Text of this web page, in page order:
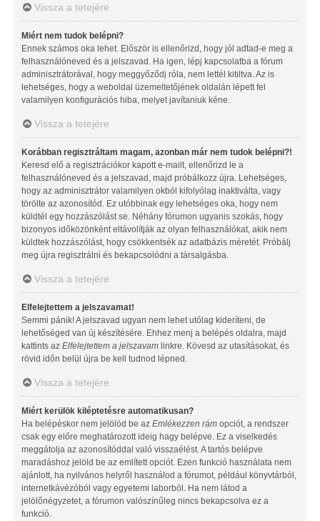
Vissza a tetejére
Miért nem tudok belépni?
Ennek számos oka lehet. Először is ellenőrizd, hogy jól adtad-e meg a
felhasználóneved és a jelszavad. Ha igen, lépj kapcsolatba a fórum
adminisztrátorával, hogy meggyőződj róla, nem lettél kitiltva. Az is
lehetséges, hogy a weboldal üzemeltetőjének oldalán lépett fel
valamilyen konfigurációs hiba, melyet javítaniuk kéne.
Vissza a tetejére
Korábban regisztráltam magam, azonban már nem tudok belépni?!
Keresd elő a regisztrációkor kapott e-mailt, ellenőrizd le a
felhasználóneved és a jelszavad, majd próbálkozz újra. Lehetséges,
hogy az adminisztrátor valamilyen okból kifolyólag inaktiválta, vagy
törölte az azonosítód. Ez utóbbinak egy lehetséges oka, hogy nem
küldtél egy hozzászólást se. Néhány fórumon ugyanis szokás, hogy
bizonyos időközönként eltávolítják az olyan felhasználókat, akik nem
küldtek hozzászólást, hogy csökkentsék az adatbázis méretét. Próbálj
meg újra regisztrálni és bekapcsolódni a társalgásba.
Vissza a tetejére
Elfelejtettem a jelszavamat!
Semmi pánik! A jelszavad ugyan nem lehet utólag kideríteni, de
lehetőséged van új készítésére. Ehhez menj a belépés oldalra, majd
kattints az Elfelejtettem a jelszavam linkre. Kövesd az utasításokat, és
rövid időn belül újra be kell tudnod lépned.
Vissza a tetejére
Miért kerülök kiléptetésre automatikusan?
Ha belépéskor nem jelölöd be az Emlékezzen rám opciót, a rendszer
csak egy előre meghatározott ideig hagy belépve. Ez a viselkedés
meggátolja az azonosítóddal való visszaélést. A tartós belépve
maradáshoz jelöld be az említett opciót. Ezen funkció használata nem
ajánlott, ha nyilvános helyről használod a fórumot, például könyvtárból,
internetkávézóból vagy egyetemi laborból. Ha nem látod a
jelölőnégyzetet, a fórumon valószínűleg nincs bekapcsolva ez a
funkció.